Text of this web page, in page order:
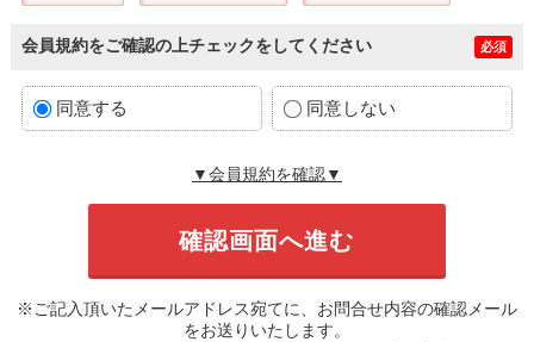
会員規約をご確認の上チェックをしてください 必須
同意する 同意しない
▼会員規約を確認▼
※ご記入頂いたメールアドレス宛てに、お問合せ内容の確認メール
をお送りいたします。